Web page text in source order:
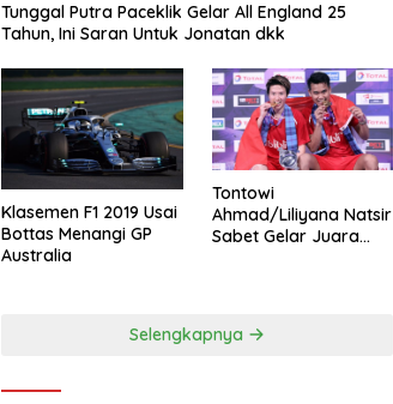
Tunggal Putra Paceklik Gelar All England 25
Tahun, Ini Saran Untuk Jonatan dkk
Klasemen F1 2019 Usai
Bottas Menangi GP
Australia
Tontowi
Ahmad/Liliyana Natsir
Sabet Gelar Juara
Selengkapnya